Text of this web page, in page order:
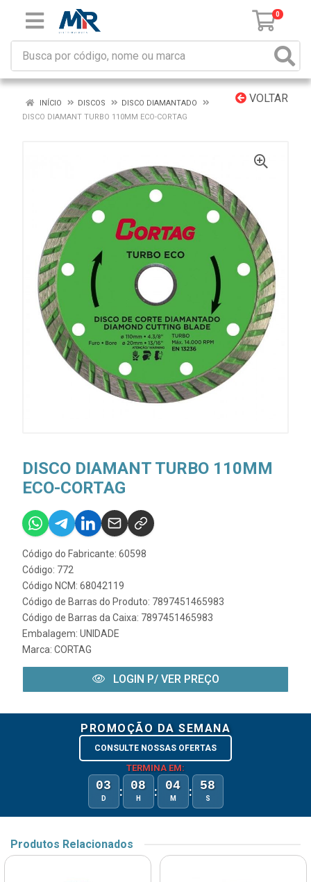
0
VOLTAR
INÍCIO DISCOS
DISCO DIAMANTADO
DISCO DIAMANT TURBO 110MM ECO-CORTAG
DISCO DIAMANT TURBO 110MM
ECO-CORTAG
Código do Fabricante: 60598
Código: 772
Código NCM: 68042119
Código de Barras do Produto: 7897451465983
Código de Barras da Caixa: 7897451465983
Embalagem: UNIDADE
Marca: CORTAG
LOGIN P/ VER PREÇO
PROMOÇÃO DA SEMANA
CONSULTE NOSSAS OFERTAS
TERMINA EM:
03
D : 08
H : 04
M : 58
S
Produtos Relacionados